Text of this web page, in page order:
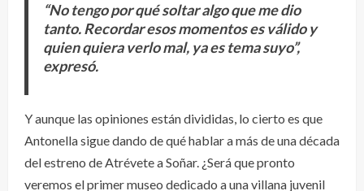
“No tengo por qué soltar algo que me dio
tanto. Recordar esos momentos es válido y
quien quiera verlo mal, ya es tema suyo”,
expresó.
Y aunque las opiniones están divididas, lo cierto es que
Antonella sigue dando de qué hablar a más de una década
del estreno de Atrévete a Soñar. ¿Será que pronto
veremos el primer museo dedicado a una villana juvenil